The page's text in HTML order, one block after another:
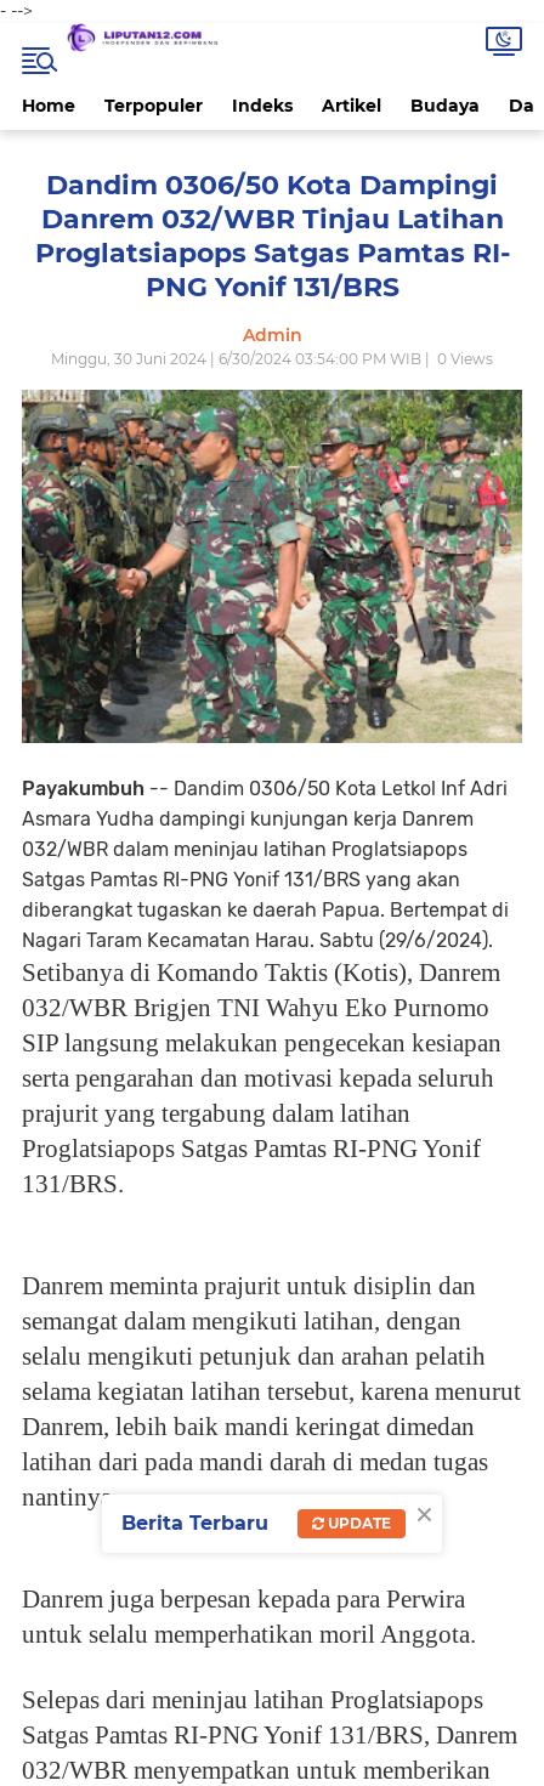
- -->
Home Terpopuler Indeks Artikel Budaya
Dandim 0306/50 Kota Dampingi
Danrem 032/WBR Tinjau Latihan
Proglatsiapops Satgas Pamtas RI-
PNG Yonif 131/BRS
Admin
Minggu, 30 Juni 2024 | 6/30/2024 03:54:00 PM WIB | 0 Views
Payakumbuh -- Dandim 0306/50 Kota Letkol Inf Adri
Asmara Yudha dampingi kunjungan kerja Danrem
032/WBR dalam meninjau latihan Proglatsiapops
Satgas Pamtas RI-PNG Yonif 131/BRS yang akan
diberangkat tugaskan ke daerah Papua. Bertempat di
Nagari Taram Kecamatan Harau. Sabtu (29/6/2024).
Setibanya di Komando Taktis (Kotis), Danrem
032/WBR Brigjen TNI Wahyu Eko Purnomo
SIP langsung melakukan pengecekan kesiapan
serta pengarahan dan motivasi kepada seluruh
prajurit yang tergabung dalam latihan
Proglatsiapops Satgas Pamtas RI-PNG Yonif
131/BRS.
Danrem meminta prajurit untuk disiplin dan
semangat dalam mengikuti latihan, dengan
selalu mengikuti petunjuk dan arahan pelatih
selama kegiatan latihan tersebut, karena menurut
Danrem, lebih baik mandi keringat dimedan
latihan dari pada mandi darah di medan tugas
nantinya.
Danrem juga berpesan kepada para Perwira
untuk selalu memperhatikan moril Anggota.
Selepas dari meninjau latihan Proglatsiapops
Satgas Pamtas RI-PNG Yonif 131/BRS, Danrem
032/WBR menyempatkan untuk memberikan
×
Berita Terbaru UPDATE